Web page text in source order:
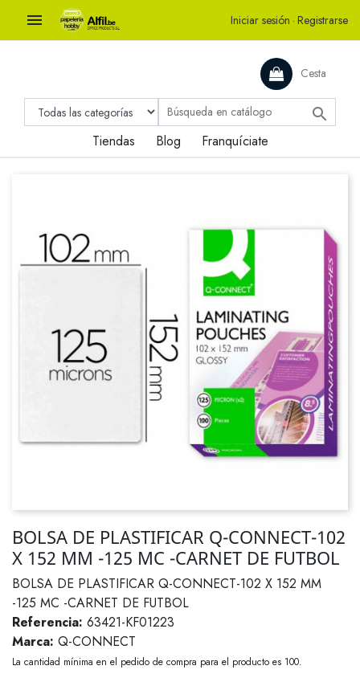
 Iniciar sesión · Registrarse
Cesta

Tiendas Blog Franquíciate
BOLSA DE PLASTIFICAR Q-CONNECT-102
X 152 MM -125 MC -CARNET DE FUTBOL
BOLSA DE PLASTIFICAR Q-CONNECT-102 X 152 MM
-125 MC -CARNET DE FUTBOL
Referencia: 63421-KF01223
Marca: Q-CONNECT
La cantidad mínima en el pedido de compra para el producto es 100.